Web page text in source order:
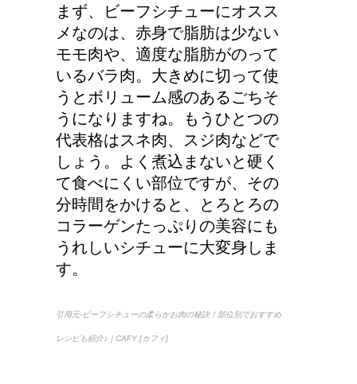
大学の成績の評価での
『優』の位置づけは？
耳と肩が関係するの？耳
の違和感の原因は「肩こ
り」？！
まず、ビーフシチューにオスス
メなのは、赤身で脂肪は少ない
モモ肉や、適度な脂肪がのって
いるバラ肉。大きめに切って使
うとボリューム感のあるごちそ
うになりますね。もうひとつの
代表格はスネ肉、スジ肉などで
しょう。よく煮込まないと硬く
て食べにくい部位ですが、その
分時間をかけると、とろとろの
コラーゲンたっぷりの美容にも
うれしいシチューに大変身しま
す。
引用元-ビーフシチューの柔らかお肉の秘訣！部位別でおすすめ
レシピも紹介♪｜CAFY [カフィ]